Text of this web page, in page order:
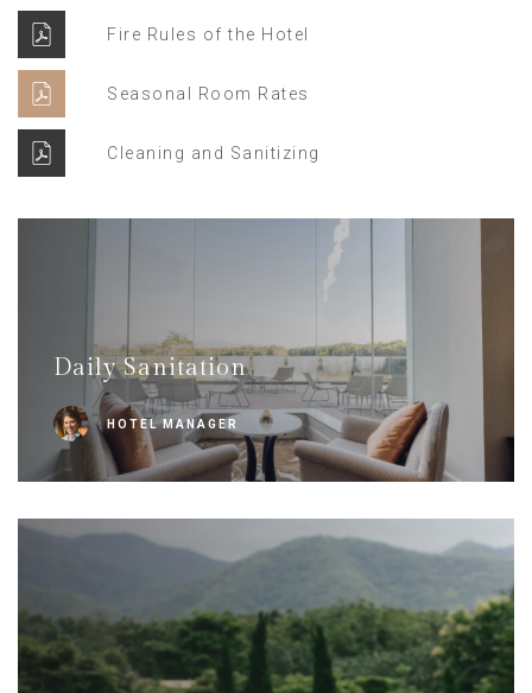
Fire Rules of the Hotel
Seasonal Room Rates
Cleaning and Sanitizing
Daily Sanitation
HOTEL MANAGER